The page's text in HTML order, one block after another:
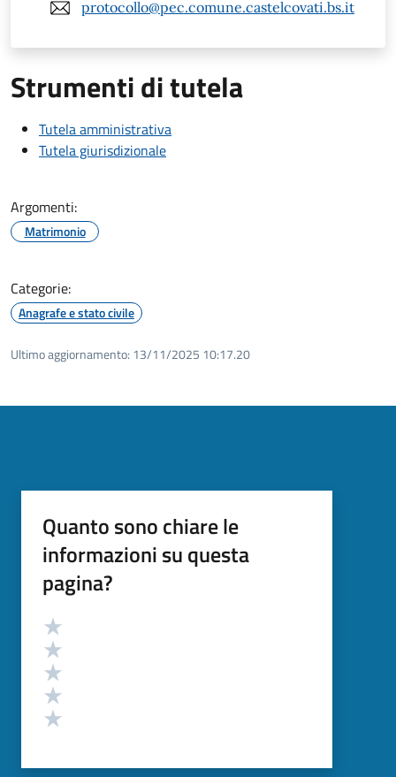
protocollo@pec.comune.castelcovati.bs.it
Strumenti di tutela
Tutela amministrativa
Tutela giurisdizionale
Argomenti:
Matrimonio
Categorie:
Anagrafe e stato civile
Ultimo aggiornamento: 13/11/2025 10:17.20
Quanto sono chiare le
informazioni su questa
pagina?
Valutazione